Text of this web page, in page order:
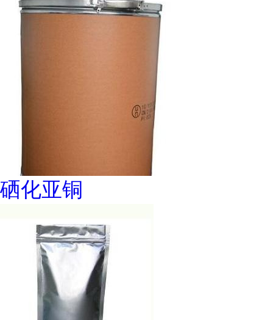
硒化亚铜